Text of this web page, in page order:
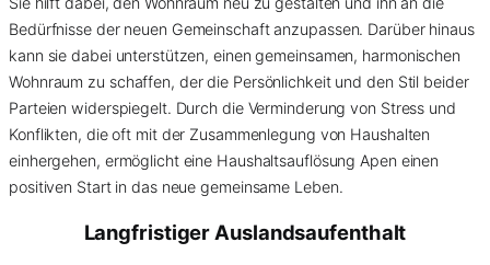
Bedürfnisse der neuen Gemeinschaft anzupassen. Darüber hinaus
kann sie dabei unterstützen, einen gemeinsamen, harmonischen
Wohnraum zu schaffen, der die Persönlichkeit und den Stil beider
Parteien widerspiegelt. Durch die Verminderung von Stress und
Konflikten, die oft mit der Zusammenlegung von Haushalten
einhergehen, ermöglicht eine Haushaltsauflösung Apen einen
positiven Start in das neue gemeinsame Leben.
Langfristiger Auslandsaufenthalt